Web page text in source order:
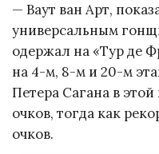
— Ваут ван Арт,
универсальным
одержал на «Тур де
на 4-м, 8-м и 20-м
Петера Сагана в
очков, тогда как
очков.